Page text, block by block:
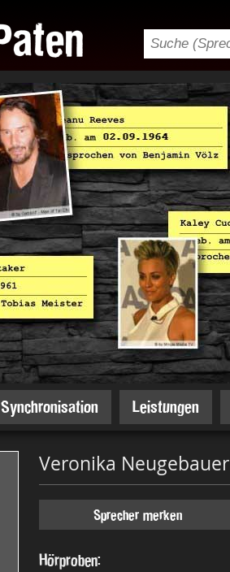
Synchronisation Leistungen
Veronika Neugebauer
Sprecher merken
Hörproben: